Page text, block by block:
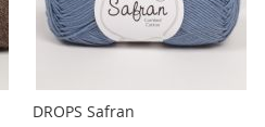
DROPS Safran